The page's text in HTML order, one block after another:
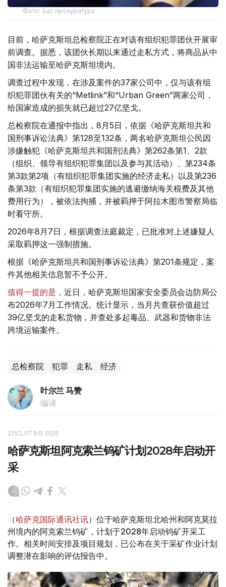
Фото: Бас прокуратура
目前，哈萨克斯坦总检察院正在对该有组织犯罪团伙开展审
前调查。据悉，该团伙长期以来通过走私方式，将商品从中
国非法运输至哈萨克斯坦境内。
调查过程中发现，在涉及案件的37家公司中，仅与该有组
织犯罪团伙有关的“Metlink”和“Urban Green”两家公司，
给国家造成的损失就已超过27亿坚戈。
总检察院在通报中指出，8月5日，依据《哈萨克斯坦共和
国刑事诉讼法典》第128至132条，两名哈萨克斯坦公民因
涉嫌触犯《哈萨克斯坦共和国刑法典》第262条第1、2款
（组织、领导有组织犯罪集团以及参与其活动）、第234条
第3款第2项（有组织犯罪集团实施的经济走私）以及第236
条第3款（有组织犯罪集团实施的逃避缴纳海关税费及其他
费用行为），被依法拘捕，并被羁押于阿拉木图市警察局临
时看守所。
2026年8月7日，根据调查法庭裁定，已批准对上述嫌疑人
采取羁押这一强制措施。
根据《哈萨克斯坦共和国刑事诉讼法典》第201条规定，案
件其他相关信息暂不予公开。
值得一提的是 ，近日，哈萨克斯坦国家安全委员会边防局公
布2026年7月工作情况。统计显示，当月共查获价值超过
39亿坚戈的走私货物，并查处多起毒品、武器和货物非法
跨境运输案件。
总检察院 犯罪 走私 经济
叶尔兰 马赞
编译
21:52, 07 8月 2026
哈萨克斯坦阿克索兰钨矿计划2028年启动开
采
（哈萨克国际通讯社讯）位于哈萨克斯坦北哈州和阿克莫拉
州境内的阿克索兰钨矿，计划于2028年启动钨矿开采工
作。相关时间安排及项目规划，已公布在关于采矿作业计划
调整潜在影响的评估报告中。